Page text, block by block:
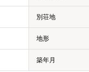
別荘地
地形
築年月